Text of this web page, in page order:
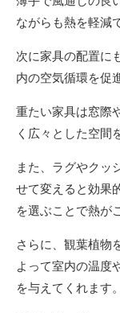
ながらも熱を軽減
次に家具の配置に
内の空気循環を促
重たい家具は窓際
く広々とした空間
また、ラグやクッ
せて変えると効果
を選ぶことで熱が
さらに、観葉植物
よって室内の温度
を与えてくれます。